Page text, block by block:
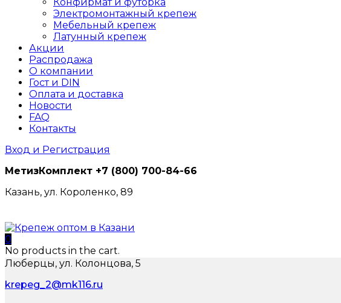
Электромонтажный крепеж
Мебельный крепеж
Латунный крепеж
Акции
Распродажа
О компании
Гост и DIN
Оплата и доставка
Новости
FAQ
Контакты
Вход и Регистрация
МетизКомплект +7 (800) 700-84-66
Казань, ул. Короленко, 89
0
No products in the cart.
Люберцы, ул. Колонцова, 5
krepeg_2@mk116.ru